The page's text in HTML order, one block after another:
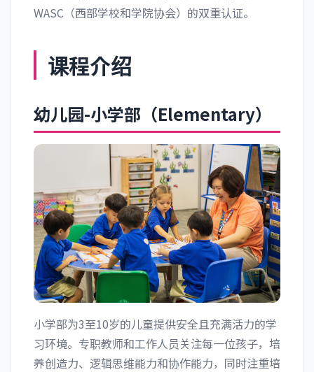
WASC（西部学校和学院协会）的双重认证。
课程介绍
幼儿园-小学部（Elementary）
小学部为3至10岁的儿童提供安全且充满活力的学
习环境。专职教师和工作人员关注每一位孩子，培
养创造力、逻辑思维能力和协作能力，同时注重培